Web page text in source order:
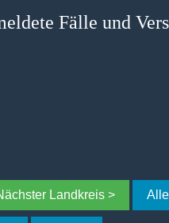
Fälle und
Landkreis >